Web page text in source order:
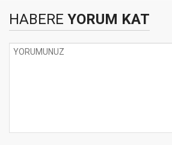
HABERE YORUM KAT